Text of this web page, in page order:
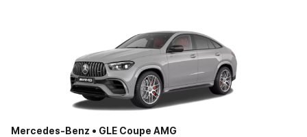
Mercedes-Benz • GLE Coupe AMG